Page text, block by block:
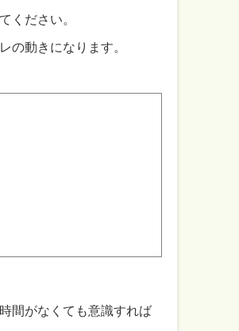
ください。
の動きになります。
間がなくても意識すれば